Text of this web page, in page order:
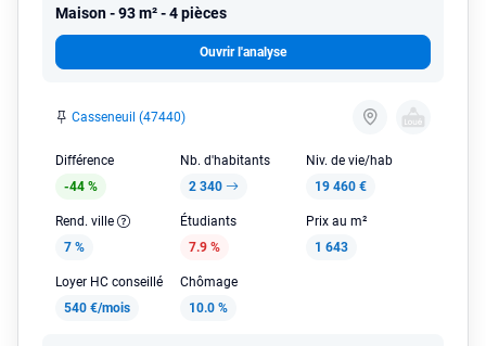
Maison 93 m² - 4 pièces
Ouvrir l'analyse
Casseneuil (47440)
Différence
-44 %
Nb. d'habitants
2 340
Niv. de vie/hab
19 460 €
Rend. ville
7 %
Étudiants
7.9 %
Prix au m²
1 643
Loyer HC conseillé
540 €/mois
Chômage
10.0 %